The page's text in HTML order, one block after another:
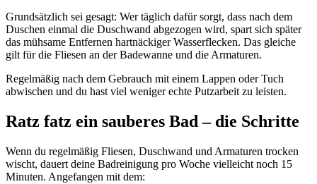
Grundsätzlich sei gesagt: Wer täglich dafür sorgt, dass nach dem
Duschen einmal die Duschwand abgezogen wird, spart sich später
das mühsame Entfernen hartnäckiger Wasserflecken. Das gleiche
gilt für die Fliesen an der Badewanne und die Armaturen.
Regelmäßig nach dem Gebrauch mit einem Lappen oder Tuch
abwischen und du hast viel weniger echte Putzarbeit zu leisten.
Ratz fatz ein sauberes Bad – die Schritte
Wenn du regelmäßig Fliesen, Duschwand und Armaturen trocken
wischt, dauert deine Badreinigung pro Woche vielleicht noch 15
Minuten. Angefangen mit dem: